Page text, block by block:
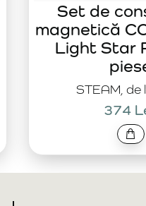
STEAM, de
Set de
magnetică
Light Star
374